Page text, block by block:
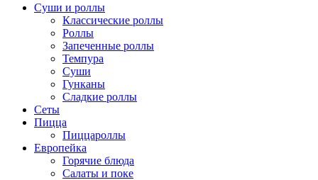
Суши и роллы
Классические роллы
Роллы
Запеченные роллы
Темпура
Суши
Гунканы
Сладкие роллы
Сеты
Пицца
Пиццароллы
Европейка
Горячие блюда
Салаты и поке